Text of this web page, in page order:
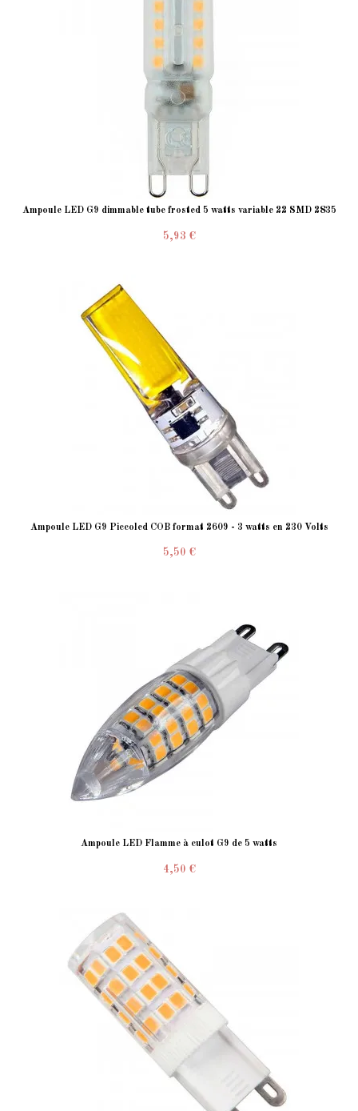
Ampoule LED G9 dimmable tube frosted 5 watts variable 22 SMD 2835
5,93 €
Ampoule LED G9 Piccoled COB format 2609 - 3 watts en 230 Volts
5,50 €
Ampoule LED Flamme à culot G9 de 5 watts
4,50 €